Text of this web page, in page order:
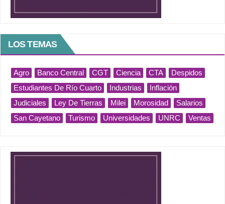
LOS TEMAS
Agro Banco Central CGT Ciencia CTA
Despidos
Estudiantes De Río Cuarto
Industrias
Inflación
Judiciales
Ley De Tierras Milei Morosidad
Salarios
San Cayetano
Turismo Universidades UNRC Ventas